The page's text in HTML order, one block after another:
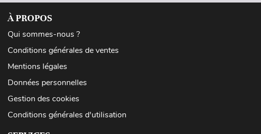
À PROPOS
Qui sommes-nous ?
Conditions générales de ventes
Mentions légales
Données personnelles
Gestion des cookies
Conditions générales d'utilisation